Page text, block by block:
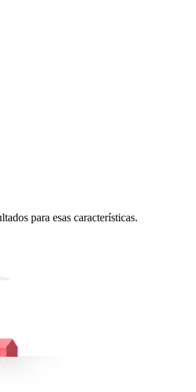
para esas características.